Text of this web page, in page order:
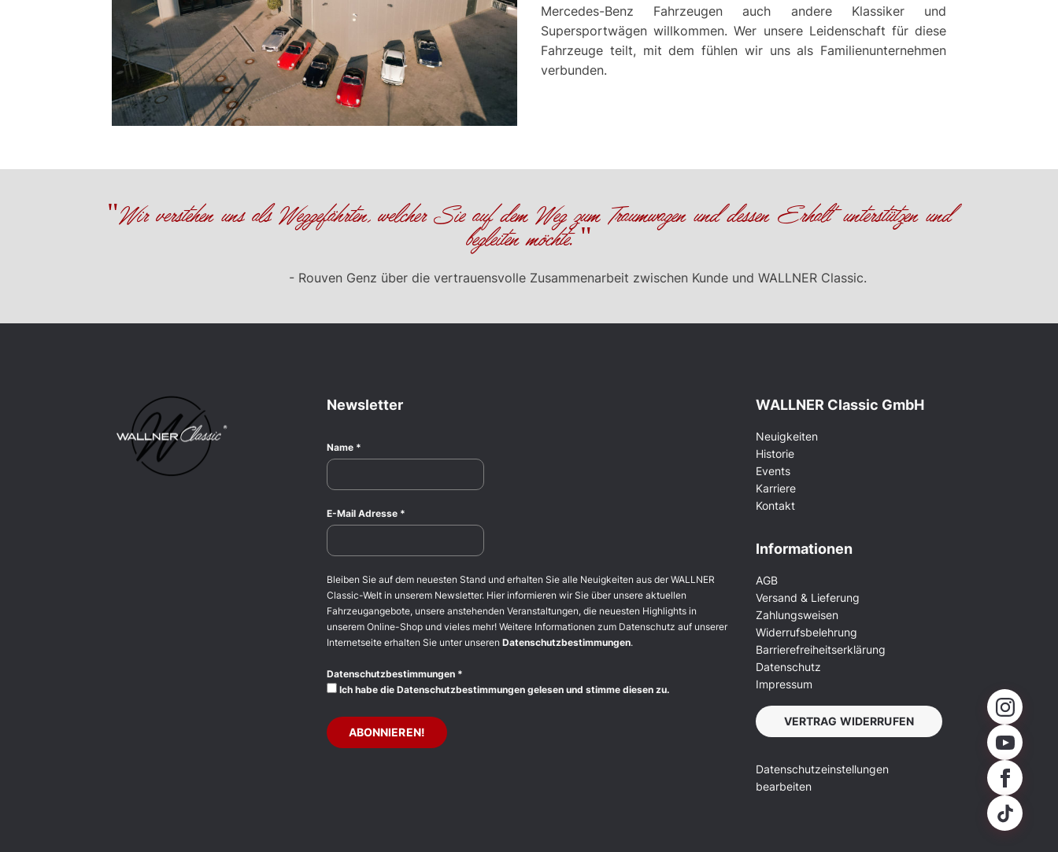
Mercedes-Benz Fahrzeugen auch andere Klassiker und
Supersportwägen willkommen. Wer unsere Leidenschaft für diese
Fahrzeuge teilt, mit dem fühlen wir uns als Familienunternehmen
verbunden.
"Wir verstehen uns als Weggefährten, welcher Sie auf dem Weg zum Traumwagen und dessen Erhalt unterstützen und
begleiten möchte. "
- Rouven Genz über die vertrauensvolle Zusammenarbeit zwischen Kunde und WALLNER Classic.
Newsletter
Name *
E-Mail Adresse *
Bleiben Sie auf dem neuesten Stand und erhalten Sie alle Neuigkeiten aus der WALLNER
Classic-Welt in unserem Newsletter. Hier informieren wir Sie über unsere aktuellen
Fahrzeugangebote, unsere anstehenden Veranstaltungen, die neuesten Highlights in
unserem Online-Shop und vieles mehr! Weitere Informationen zum Datenschutz auf unserer
Internetseite erhalten Sie unter unseren Datenschutzbestimmungen.
Datenschutzbestimmungen *
Ich habe die Datenschutzbestimmungen gelesen und stimme diesen zu.
WALLNER Classic GmbH
Neuigkeiten
Historie
Events
Karriere
Kontakt
Informationen
AGB
Versand & Lieferung
Zahlungsweisen
Widerrufsbelehrung
Barrierefreiheitserklärung
Datenschutz
Impressum
VERTRAG WIDERRUFEN
Datenschutzeinstellungen
bearbeiten